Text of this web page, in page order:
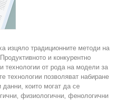
изцяло традиционните методи на
и конкурентно
технологии от рода на модели за
технологии позволяват набиране
които могат да се
физиологични, фенологични